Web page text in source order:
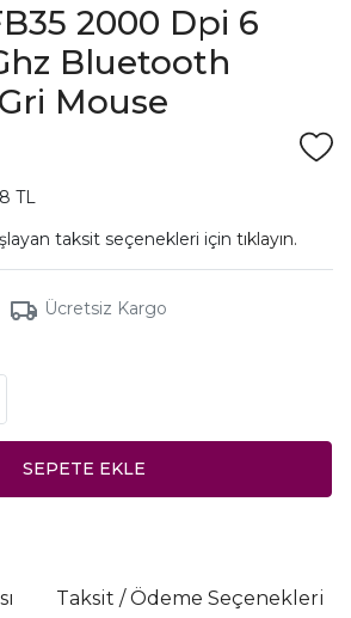
2000 Dpi 6
Bluetooth
Mouse
TL
taksit seçenekleri için tıklayın.
Ücretsiz Kargo
SEPETE EKLE
Taksit / Ödeme Seçenekleri